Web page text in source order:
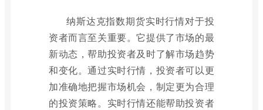
纳斯达克指数期货实时行情对于投
资者而言至关重要。它提供了市场的最
新动态，帮助投资者及时了解市场趋势
和变化。通过实时行情，投资者可以更
加准确地把握市场机会，制定更为合理
的投资策略。实时行情还能帮助投资者